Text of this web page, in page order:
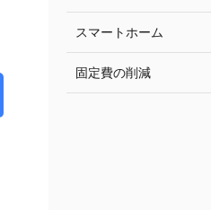
スマートホーム
固定費の削減